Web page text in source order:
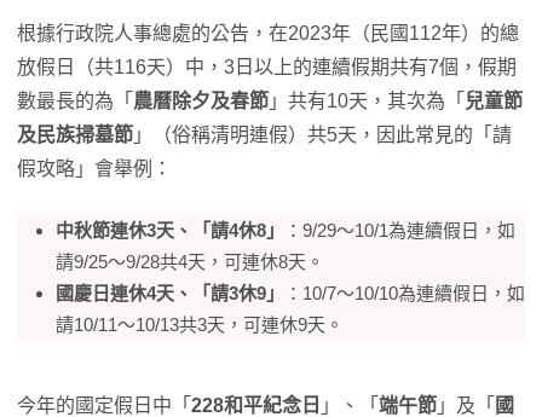
根據行政院人事總處的公告，在2023年（民國112年）的總
放假日（共116天）中，3日以上的連續假期共有7個，假期
數最長的為「 農曆除夕及春節 」共有10天，其次為「 兒童節
及民族掃墓節 」（俗稱清明連假）共5天，因此常見的「請
假攻略」會舉例：
中秋節連休3天、「請4休8」
：9/29～10/1為連續假日，如
請9/25～9/28共4天，可連休8天。
國慶日連休4天、「請3休9」
：10/7～10/10為連續假日，如
請10/11～10/13共3天，可連休9天。
今年的國定假日中「 228和平紀念日 」、「 端午節 」及「 國